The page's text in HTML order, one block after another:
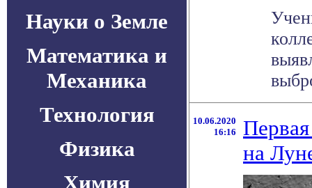
Науки о Земле
Математика и
Механика
Технология
Физика
Химия
10.06.2020
16:16
на